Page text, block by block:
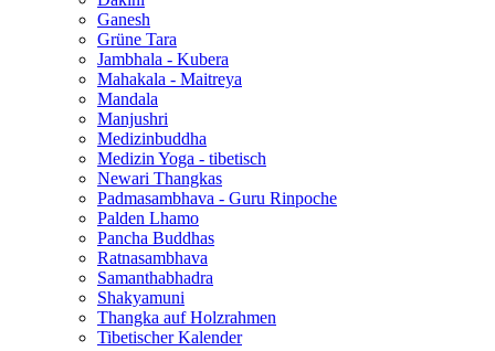
Ganesh
Grüne Tara
Jambhala - Kubera
Mahakala - Maitreya
Mandala
Manjushri
Medizinbuddha
Medizin Yoga - tibetisch
Newari Thangkas
Padmasambhava - Guru Rinpoche
Palden Lhamo
Pancha Buddhas
Ratnasambhava
Samanthabhadra
Shakyamuni
Thangka auf Holzrahmen
Tibetischer Kalender